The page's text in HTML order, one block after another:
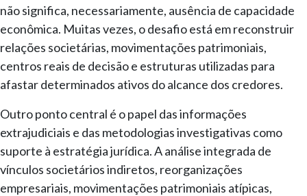
não significa, necessariamente, ausência de capacidade
econômica. Muitas vezes, o desafio está em reconstruir
relações societárias, movimentações patrimoniais,
centros reais de decisão e estruturas utilizadas para
afastar determinados ativos do alcance dos credores.
Outro ponto central é o papel das informações
extrajudiciais e das metodologias investigativas como
suporte à estratégia jurídica. A análise integrada de
vínculos societários indiretos, reorganizações
empresariais, movimentações patrimoniais atípicas,